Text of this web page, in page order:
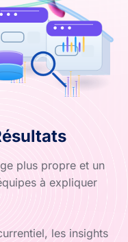
plus propre et un
à expliquer
les insights